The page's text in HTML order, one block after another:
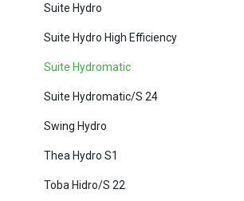
Suite Hydro
Suite Hydro High Efficiency
Suite Hydromatic
Suite Hydromatic/S 24
Swing Hydro
Thea Hydro S1
Toba Hidro/S 22